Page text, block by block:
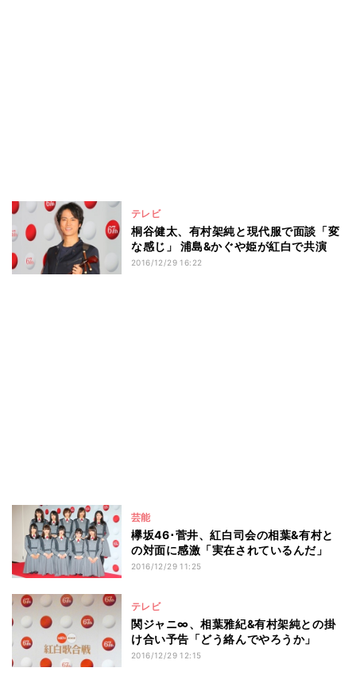
テレビ
桐谷健太、有村架純と現代服で面談「変
な感じ」 浦島&かぐや姫が紅白で共演
2016/12/29 16:22
芸能
欅坂46･菅井、紅白司会の相葉&有村と
の対面に感激「実在されているんだ」
2016/12/29 11:25
テレビ
関ジャニ∞、相葉雅紀&有村架純との掛
け合い予告「どう絡んでやろうか」
2016/12/29 12:15